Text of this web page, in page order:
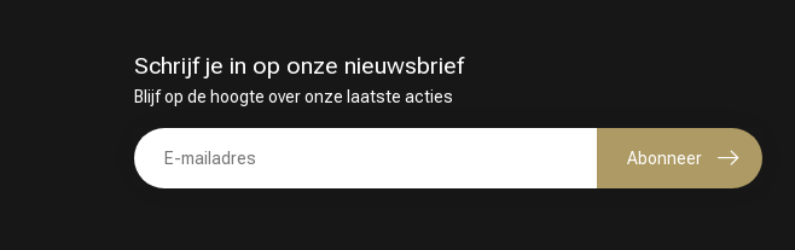
Schrijf je in op onze nieuwsbrief
Blijf op de hoogte over onze laatste acties
Abonneer